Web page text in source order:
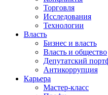
Торговля
Исследования
Технологии
Власть
Бизнес и власть
Власть и общество
Депутатский
Антикоррупция
Карьера
Мастер-класс